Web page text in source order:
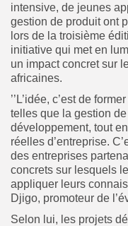
FR
intensive, de jeunes
gestion de produit ont
lors de la troisième
initiative qui met en
un impact concret sur
africaines.
’’L’idée, c’est de
telles que la gestion
développement, tout
réelles d’entreprise.
des entreprises
concrets sur lesquels
appliquer leurs
Djigo, promoteur de
Selon lui, les projets